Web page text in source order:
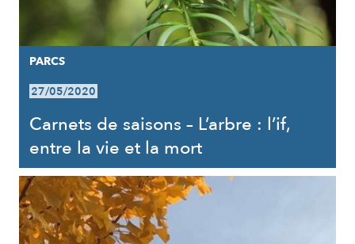
PARCS
27/05/2020
Carnets de saisons – L’arbre : l’if,
entre la vie et la mort